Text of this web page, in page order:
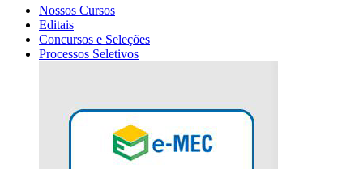
Nossos Cursos
Editais
Concursos e Seleções
Processos Seletivos